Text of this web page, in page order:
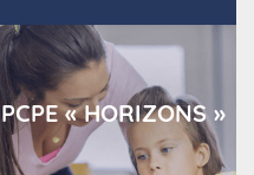
PCPE « HORIZONS »